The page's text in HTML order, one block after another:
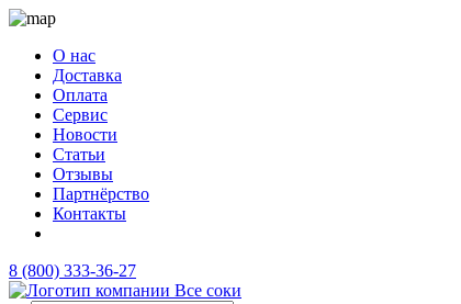
О нас
Доставка
Оплата
Сервис
Новости
Статьи
Отзывы
Партнёрство
Контакты
8 (800) 333-36-27